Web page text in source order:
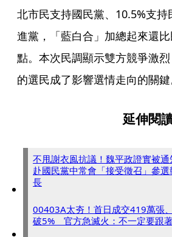
北市民支持國民黨、10.5%支
進黨，「藍白合」加總起來還
點。本次民調顯示雙方競爭激
的選民成了影響選情走向的關鍵
延伸閱
不甩謝衣鳯抗議！魏平政證實被
赴國民黨中常會「接受徵召」參
長
00403A太夯！首日成交419萬張
破5% 官方急滅火：不一定要跟